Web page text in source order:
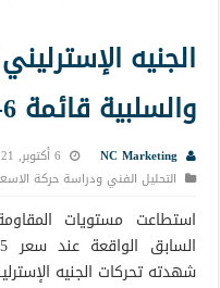
الجنيه
والسلبية قائمة 6-10-2021
NC Marketing
6 أكتوبر, 2021 8:30 ص
التحليل الفني ودراسة حركة
استطاعت مستويات
شهدته تحركات الجنيه